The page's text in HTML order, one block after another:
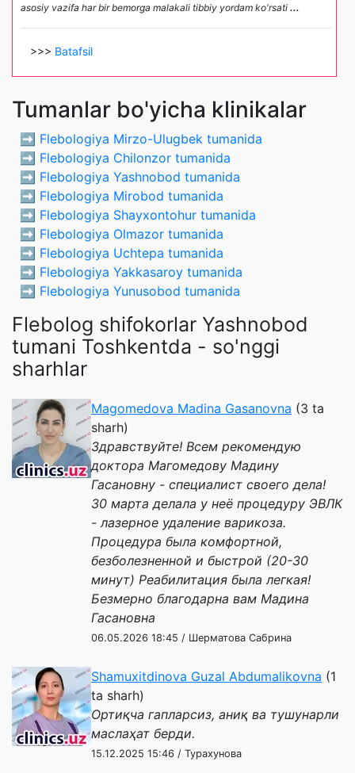
asosiy vazifa har bir bemorga malakali tibbiy yordam ko'rsati ...
>>> Batafsil
Tumanlar bo'yicha klinikalar
➡️ Flebologiya Mirzo-Ulugbek tumanida
➡️ Flebologiya Chilonzor tumanida
➡️ Flebologiya Yashnobod tumanida
➡️ Flebologiya Mirobod tumanida
➡️ Flebologiya Shayxontohur tumanida
➡️ Flebologiya Olmazor tumanida
➡️ Flebologiya Uchtepa tumanida
➡️ Flebologiya Yakkasaroy tumanida
➡️ Flebologiya Yunusobod tumanida
Flebolog shifokorlar Yashnobod
tumani Toshkentda - so'nggi
sharhlar
Magomedova Madina Gasanovna (3 ta
sharh)
Здравствуйте! Всем рекомендую
доктора Магомедову Мадину
Гасановну - специалист своего дела!
30 марта делала у неё процедуру ЭВЛК
- лазерное удаление варикоза.
Процедура была комфортной,
безболезненной и быстрой (20-30
минут) Реабилитация была легкая!
Безмерно благодарна вам Мадина
Гасановна
06.05.2026 18:45 / Шерматова Сабрина
Shamuxitdinova Guzal Abdumalikovna (1
ta sharh)
Ортиқча гапларсиз, аниқ ва тушунарли
маслаҳат берди.
15.12.2025 15:46 / Турахунова